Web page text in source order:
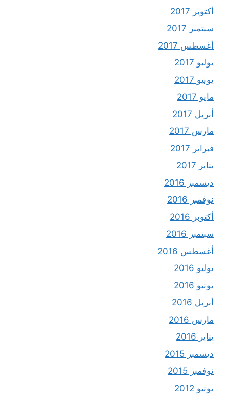
أكتوبر 2017
سبتمبر 2017
أغسطس 2017
يوليو 2017
يونيو 2017
مايو 2017
أبريل 2017
مارس 2017
فبراير 2017
يناير 2017
ديسمبر 2016
نوفمبر 2016
أكتوبر 2016
سبتمبر 2016
أغسطس 2016
يوليو 2016
يونيو 2016
أبريل 2016
مارس 2016
يناير 2016
ديسمبر 2015
نوفمبر 2015
يونيو 2012